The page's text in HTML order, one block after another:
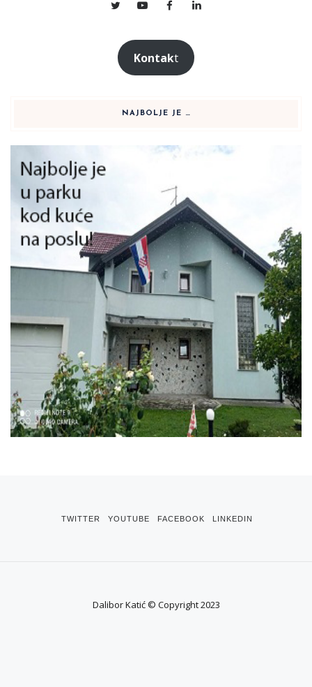
Kontakt
NAJBOLJE JE …
TWITTER YOUTUBE FACEBOOK LINKEDIN
Dalibor Katić © Copyright 2023